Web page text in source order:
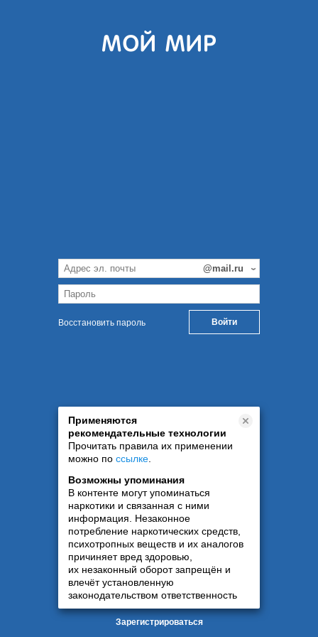
Восстановить пароль
Применяются
рекомендательные технологии
Прочитать правила их применении
можно по ссылке
Возможны упоминания
В контенте могут упоминаться
наркотики и связанная с ними
информация. Незаконное
потребление наркотических средств,
психотропных веществ и их аналогов
причиняет вред здоровью,
их незаконный оборот запрещён и
влечёт установленную
законодательством ответственность
Зарегистрироваться